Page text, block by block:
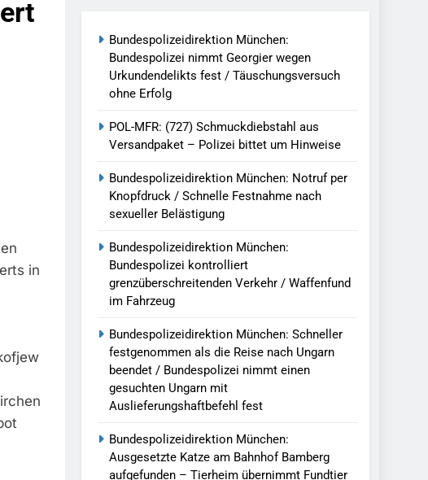
Verkehr / Waffenfund Im
Nach Ungarn Beendet / Bundespolizei Nimmt
Bamberg Aufgefunden – Tierheim Übernimmt
Ermittlungen Der Finanzkontrolle
Der Bundespolizei In Saarbrücken
In Aubing / Bundespolizei Ermittelt Wegen
in
Bundespolizeidirektion München:
Bundespolizei nimmt Georgier wegen
Urkundendelikts fest / Täuschungsversuch
ohne Erfolg
POL-MFR: (727) Schmuckdiebstahl aus
Versandpaket – Polizei bittet um Hinweise
Bundespolizeidirektion München: Notruf per
Knopfdruck / Schnelle Festnahme nach
sexueller Belästigung
Bundespolizeidirektion München:
Bundespolizei kontrolliert
grenzüberschreitenden Verkehr / Waffenfund
im Fahrzeug
Bundespolizeidirektion München: Schneller
festgenommen als die Reise nach Ungarn
beendet / Bundespolizei nimmt einen
gesuchten Ungarn mit
Auslieferungshaftbefehl fest
Bundespolizeidirektion München:
Ausgesetzte Katze am Bahnhof Bamberg
aufgefunden – Tierheim übernimmt Fundtier